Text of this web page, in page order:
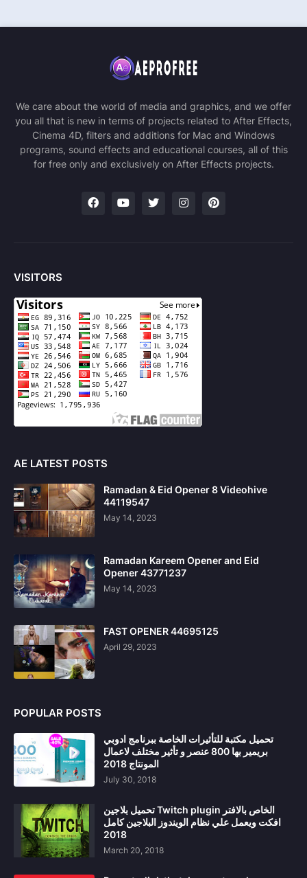
We care about the world of media and graphics, and we offer
you all that is new in terms of projects related to After Effects,
Cinema 4D, filters and additions for Mac and Windows
programs, sound effects and educational courses, all of this
for free only and exclusively on After Effects projects.
VISITORS
AE LATEST POSTS
Ramadan & Eid Opener 8 Videohive
44119547
May 14, 2023
Ramadan Kareem Opener and Eid
Opener 43771237
May 14, 2023
FAST OPENER 44695125
April 29, 2023
POPULAR POSTS
تحميل مكتبة للتأثيرات الخاصة ببرنامج ادوبي
بريمير بها 800 عنصر و تأثير مختلف لاعمال
المونتاج 2018
July 30, 2018
تحميل بلاجين Twitch plugin الخاص بالافتر
افكت ويعمل علي نظام الويندوز البلاجين كامل
2018
March 20, 2018